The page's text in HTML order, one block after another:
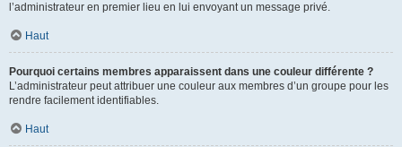
l’administrateur en premier lieu en lui envoyant un message privé.
Haut
Pourquoi certains membres apparaissent dans une couleur différente ?
L’administrateur peut attribuer une couleur aux membres d’un groupe pour les
rendre facilement identifiables.
Haut